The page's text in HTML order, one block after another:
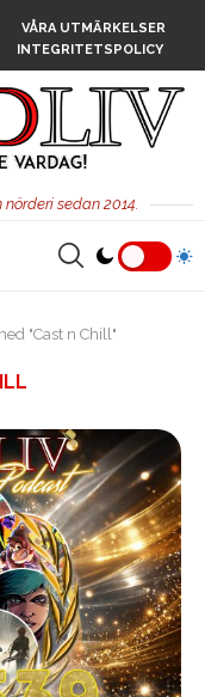
VÅRA UTMÄRKELSER
INTEGRITETSPOLICY
sedan 2014.
"Cast n Chill"